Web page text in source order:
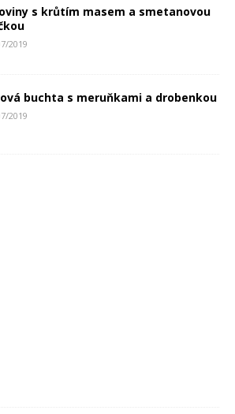
s krůtím masem a smetanovou
2019
buchta s meruňkami a drobenkou
2019